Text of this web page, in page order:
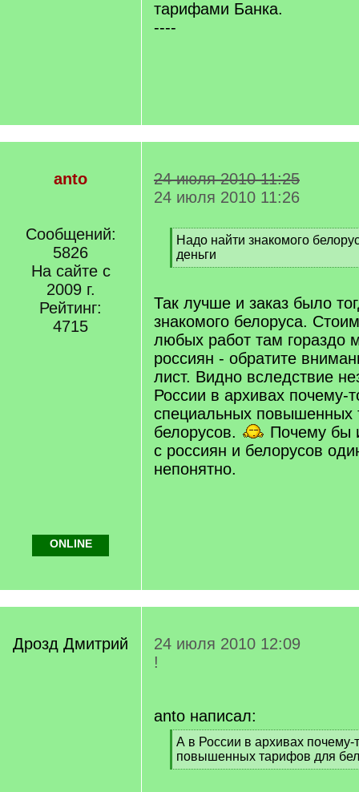
тарифами Банка.
----
anto
Сообщений:
5826
На сайте с
2009 г.
Рейтинг:
4715
24 июля 2010 11:25
24 июля 2010 11:26
[
q
]
Надо найти знакомого
деньги
[
q
]
Так лучше и заказ было
знакомого белоруса.
любых работ там гораздо
россиян - обратите
лист. Видно вследствие
России в архивах почему-
специальных повышенных
белорусов.
Почему бы
с россиян и белорусов
непонятно.
ONLINE
Дрозд Дмитрий
24 июля 2010 12:09
!
anto написал:
[
q
]
А в России в архивах почему-
повышенных тарифов для
[